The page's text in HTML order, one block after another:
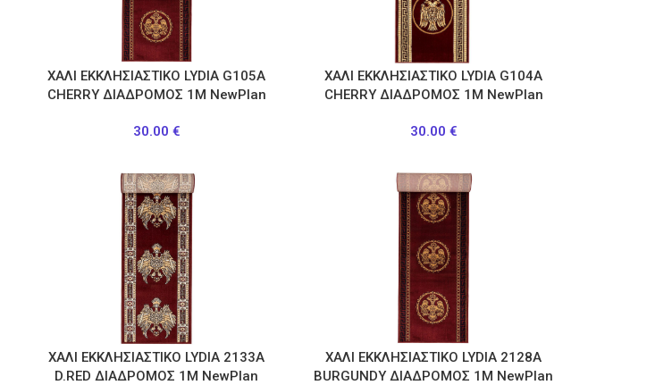
ΧΑΛΙ ΕΚΚΛΗΣΙΑΣΤΙΚΟ LYDIA G105A
CHERRY ΔΙΑΔΡΟΜΟΣ 1Μ NewPlan
30.00 €
ΧΑΛΙ ΕΚΚΛΗΣΙΑΣΤΙΚΟ LYDIA G104A
CHERRY ΔΙΑΔΡΟΜΟΣ 1Μ NewPlan
30.00 €
ΧΑΛΙ ΕΚΚΛΗΣΙΑΣΤΙΚΟ LYDIA 2133Α
D.RED ΔΙΑΔΡΟΜΟΣ 1Μ NewPlan
ΧΑΛΙ ΕΚΚΛΗΣΙΑΣΤΙΚΟ LYDIA 2128Α
BURGUNDY ΔΙΑΔΡΟΜΟΣ 1Μ NewPlan